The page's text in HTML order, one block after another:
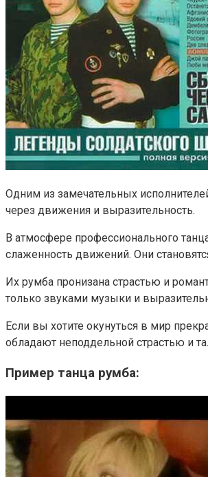
Одним из замечательных
через движения и выразительность.
В атмосфере профессионального
слаженность движений. Они
Их румба пронизана страстью и
только звуками музыки и
Если вы хотите окунуться в мир
обладают неподдельной страстью и
Пример танца румба: